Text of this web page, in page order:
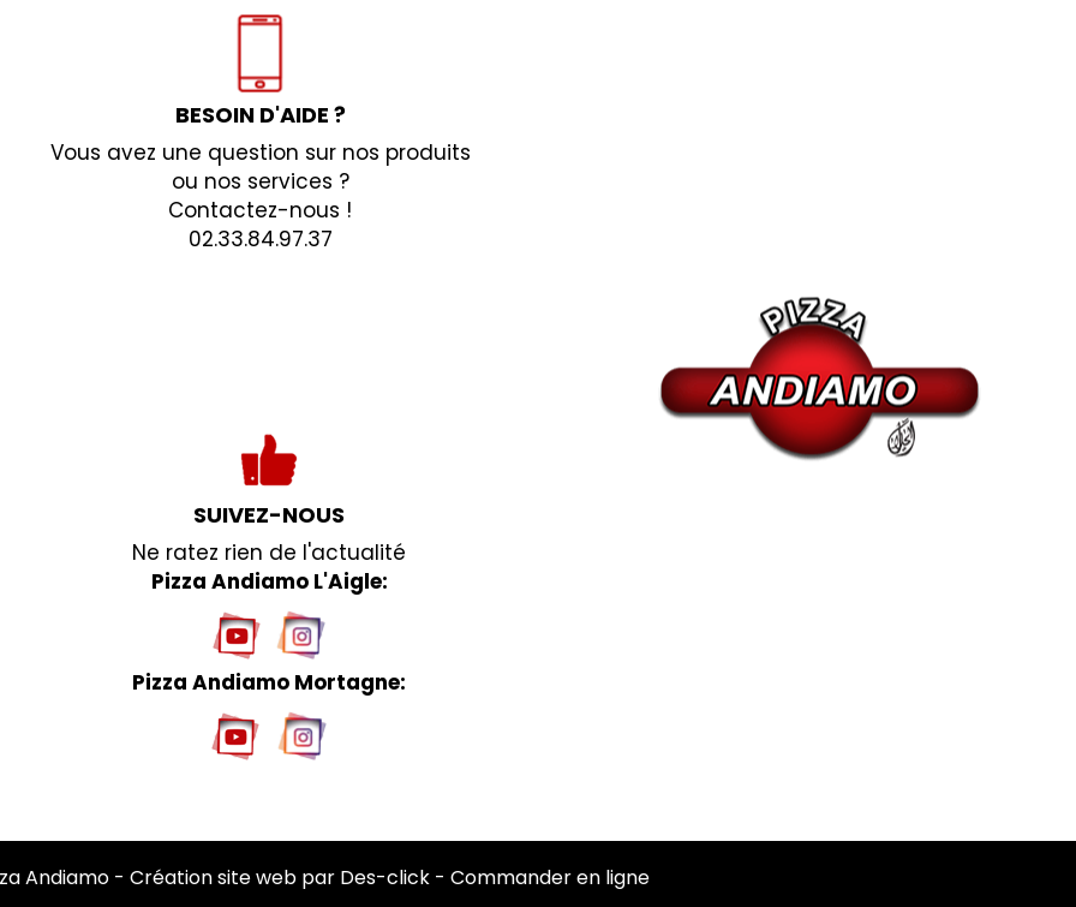
BESOIN D'AIDE ?
Vous avez une question sur nos produits
ou nos services ?
Contactez-nous !
02.33.84.97.37
SUIVEZ-NOUS
Ne ratez rien de l'actualité
Pizza Andiamo L'Aigle:
Pizza Andiamo Mortagne:
Andiamo - Création site web par Des-click - Commander en ligne